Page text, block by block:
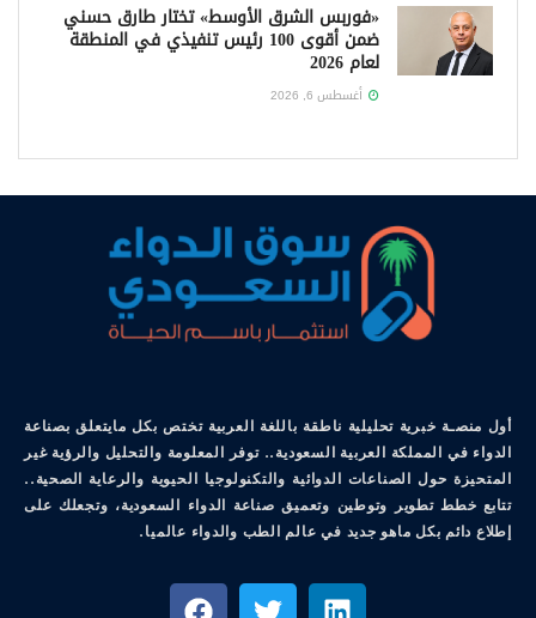
«فوربس الشرق الأوسط» تختار طارق حسني
ضمن أقوى 100 رئيس تنفيذي في المنطقة
لعام 2026
أغسطس 6, 2026
أول منصـة خبرية تحليلية ناطقة باللغة العربية تختص بكل مايتعلق بصناعة
الدواء في المملكة العربية السعودية.. توفر المعلومة والتحليل والرؤية غير
المتحيزة حول الصناعات الدوائية والتكنولوجيا الحيوية والرعاية الصحية..
تتابع خطط تطوير وتوطين وتعميق صناعة الدواء السعودية، وتجعلك على
إطلاع دائم بكل ماهو جديد في عالم الطب والدواء عالميا.